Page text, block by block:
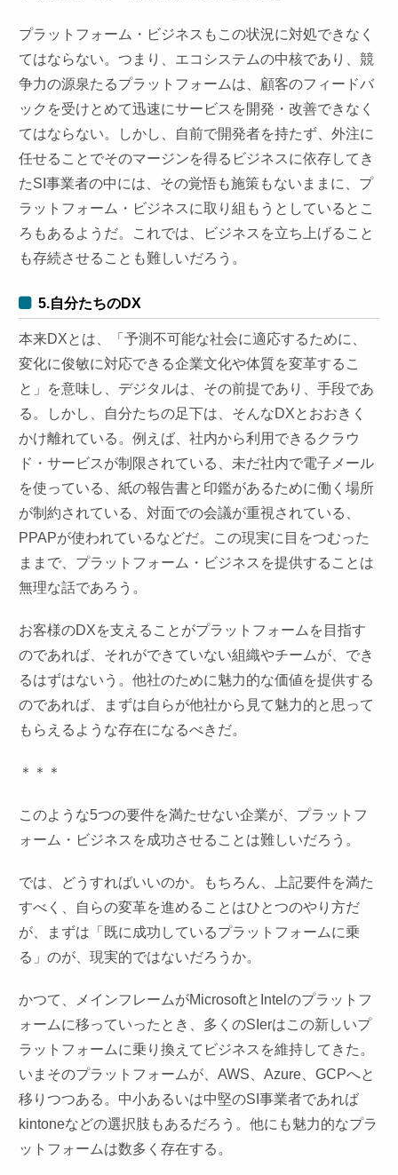
プラットフォーム・ビジネスもこの状況に対処できなく
てはならない。つまり、エコシステムの中核であり、競
争力の源泉たるプラットフォームは、顧客のフィードバ
ックを受けとめて迅速にサービスを開発・改善できなく
てはならない。しかし、自前で開発者を持たず、外注に
任せることでそのマージンを得るビジネスに依存してき
たSI事業者の中には、その覚悟も施策もないままに、プ
ラットフォーム・ビジネスに取り組もうとしているとこ
ろもあるようだ。これでは、ビジネスを立ち上げること
も存続させることも難しいだろう。
5.自分たちのDX
本来DXとは、「予測不可能な社会に適応するために、
変化に俊敏に対応できる企業文化や体質を変革するこ
と」を意味し、デジタルは、その前提であり、手段であ
る。しかし、自分たちの足下は、そんなDXとおおきく
かけ離れている。例えば、社内から利用できるクラウ
ド・サービスが制限されている、未だ社内で電子メール
を使っている、紙の報告書と印鑑があるために働く場所
が制約されている、対面での会議が重視されている、
PPAPが使われているなどだ。この現実に目をつむった
ままで、プラットフォーム・ビジネスを提供することは
無理な話であろう。
お客様のDXを支えることがプラットフォームを目指す
のであれば、それができていない組織やチームが、でき
るはずはないう。他社のために魅力的な価値を提供する
のであれば、まずは自らが他社から見て魅力的と思って
もらえるような存在になるべきだ。
＊＊＊
このような5つの要件を満たせない企業が、プラットフ
ォーム・ビジネスを成功させることは難しいだろう。
では、どうすればいいのか。もちろん、上記要件を満た
すべく、自らの変革を進めることはひとつのやり方だ
が、まずは「既に成功しているプラットフォームに乗
る」のが、現実的ではないだろうか。
かつて、メインフレームがMicrosoftとIntelのプラットフ
ォームに移っていったとき、多くのSIerはこの新しいプ
ラットフォームに乗り換えてビジネスを維持してきた。
いまそのプラットフォームが、AWS、Azure、GCPへと
移りつつある。中小あるいは中堅のSI事業者であれば
kintoneなどの選択肢もあるだろう。他にも魅力的なプラ
ットフォームは数多く存在する。